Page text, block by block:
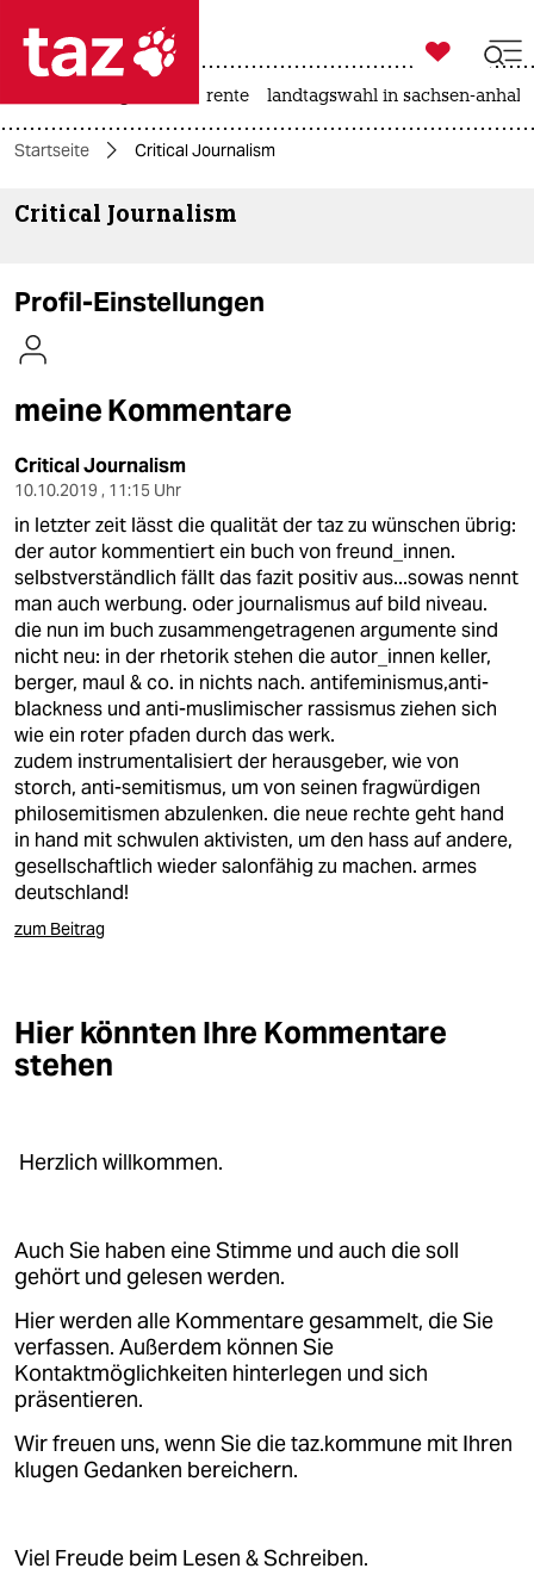
 taz zahl ich
taz zahl ich
themen
kultur
sport
berlin
nord
wahrheit
verlag
verlag
veranstaltungen
shop
fragen & hilfe
unterstützen
genossenschaft
epaper login

taz zahl ich
rente landtagswahl in sachsen-anhalt
Startseite Critical Journalism
Critical Journalism
Profil-Einstellungen
meine Kommentare
Critical Journalism
10.10.2019 , 11:15 Uhr
in letzter zeit lässt die qualität der taz zu wünschen übrig:
der autor kommentiert ein buch von freund_innen.
selbstverständlich fällt das fazit positiv aus...sowas nennt
man auch werbung. oder journalismus auf bild niveau.
die nun im buch zusammengetragenen argumente sind
nicht neu: in der rhetorik stehen die autor_innen keller,
berger, maul & co. in nichts nach. antifeminismus,anti-
blackness und anti-muslimischer rassismus ziehen sich
wie ein roter pfaden durch das werk.
zudem instrumentalisiert der herausgeber, wie von
storch, anti-semitismus, um von seinen fragwürdigen
philosemitismen abzulenken. die neue rechte geht hand
in hand mit schwulen aktivisten, um den hass auf andere,
gesellschaftlich wieder salonfähig zu machen. armes
deutschland!
zum Beitrag
Hier könnten Ihre Kommentare
stehen
Herzlich willkommen.
Auch Sie haben eine Stimme und auch die soll
gehört und gelesen werden.
Hier werden alle Kommentare gesammelt, die Sie
verfassen. Außerdem können Sie
Kontaktmöglichkeiten hinterlegen und sich
präsentieren.
Wir freuen uns, wenn Sie die taz.kommune mit Ihren
klugen Gedanken bereichern.
Viel Freude beim Lesen & Schreiben.